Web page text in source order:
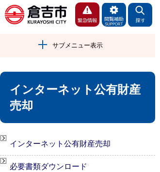
サブメニュー表示
インターネット公有財産
売却
インターネット公有財産売却
必要書類ダウンロード